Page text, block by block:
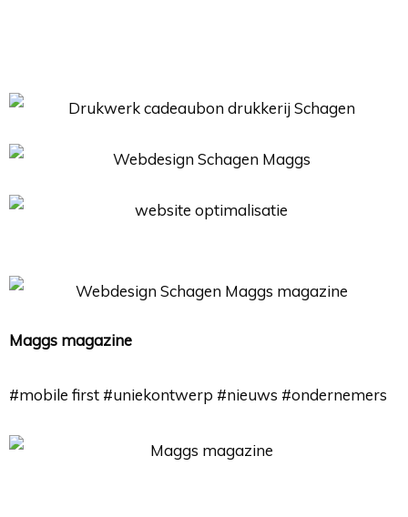
Maggs magazine
#mobile first #uniekontwerp #nieuws #ondernemers